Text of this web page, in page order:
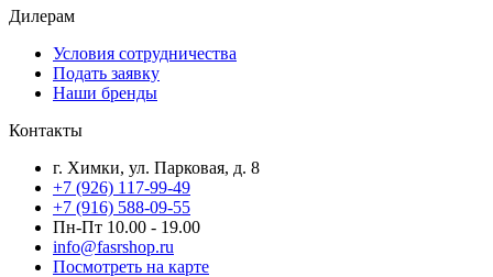
Дилерам
Условия сотрудничества
Подать заявку
Наши бренды
Контакты
г. Химки, ул. Парковая, д. 8
+7 (926) 117-99-49
+7 (916) 588-09-55
Пн-Пт 10.00 - 19.00
info@fasrshop.ru
Посмотреть на карте